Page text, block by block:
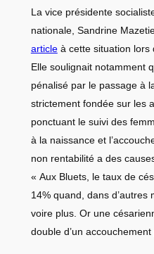
La vice présidente
nationale, Sandrine
articleà cette situation lors
Elle soulignait notamment
pénalisé par le passage à
strictement fondée sur les
ponctuant le suivi des
à la naissance et
non rentabilité a des
« Aux Bluets, le taux de
14% quand, dans d’autres
voire plus. Or une
double d’un